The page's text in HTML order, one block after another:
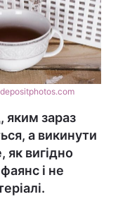
depositphotos.com
яким зараз
а викинути
як вигідно
і не